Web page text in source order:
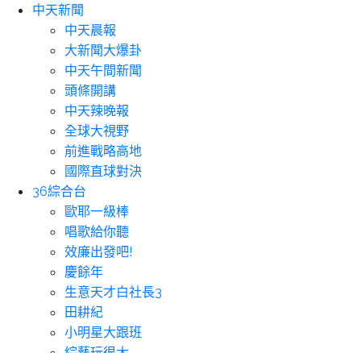
中天新聞
中天晨報
大新聞大爆卦
中天午間新聞
頭條開講
中天辣晚報
全球大視野
前進戰略高地
國際直球對決
36綜合台
歐耶一級棒
唱歌給你聽
效廉出發吧!
慶餘年
生意天才白社長3
田耕紀
小明星大跟班